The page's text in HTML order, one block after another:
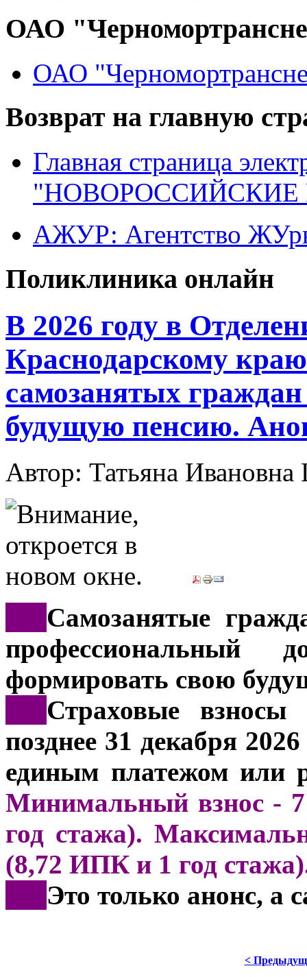
ОАО
ОАО
Возврат на главную
Главная страница
"НОВОРОССИЙСКИЕ
АЖУР: Агентство
Поликлиника онлайн
В 2026 году в
Краснодарскому
самозанятых
будущую пенсию.
Автор: Татьяна
Самозанятые
профессиональный
формировать свою
Страховые взносы
позднее 31 декабря
единым платежом или
Минимальный взнос -
год стажа).
(8,72 ИПК и 1 год
Это только анонс, а
<